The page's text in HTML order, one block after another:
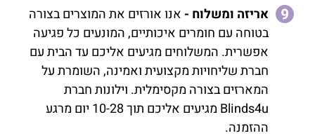
אריזה ומשלוח - אנו אורזים את המוצרים בצורה
בטוחה עם חומרים איכותיים, המונעים כל פגיעה
אפשרית. המשלוחים מגיעים אליכם עד הבית עם
חברת שליחויות מקצועית ואמינה, השומרת על
המארזים בצורה מקסימלית. וילונות חברת
Blinds4u מגיעים אליכם תוך 10-28 יום מרגע
ההזמנה.